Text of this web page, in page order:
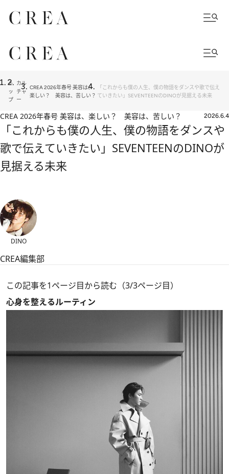
ト
ッ
プ
カル
チャ
ー
CREA 2026年春号 美容は、
楽しい？ 美容は、苦しい？
「これからも僕の人生、僕の物語をダンスや歌で伝え
ていきたい」SEVENTEENのDINOが見据える未来
CREA 2026年春号 美容は、楽しい？ 美容は、苦しい？ 2026.6.4
「これからも僕の人生、僕の物語をダンスや
歌で伝えていきたい」SEVENTEENのDINOが
見据える未来
DINO
CREA編集部
この記事を1ページ目から読む（3/3ページ目）
心身を整えるルーティン